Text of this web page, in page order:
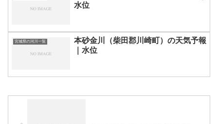
水位
宮城県の河川一覧
本砂金川（柴田郡川崎町）の天気予報
｜水位